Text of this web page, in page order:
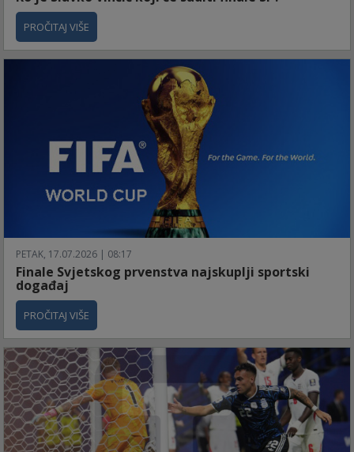
PROČITAJ VIŠE
PETAK, 17.07.2026 | 08:17
Finale Svjetskog prvenstva najskuplji sportski
događaj
PROČITAJ VIŠE